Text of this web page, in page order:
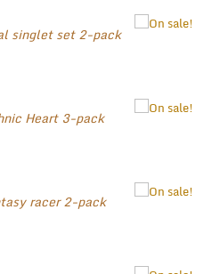
singlet set 2-pack
Heart 3-pack
racer 2-pack